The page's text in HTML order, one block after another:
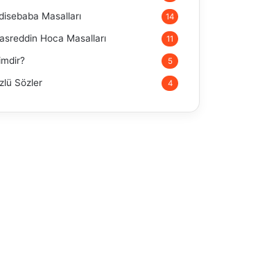
Masalları 14
Hoca Masalları 11
5
Sözler 4